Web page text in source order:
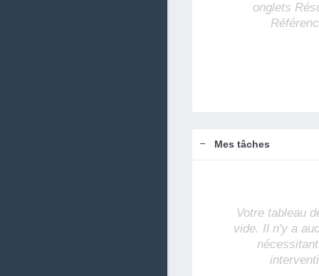
onglets
Mes tâches
Votre tableau
vide. Il n'y a